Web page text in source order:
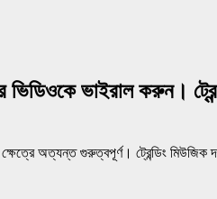
ভাইরাল করুন।
অত্যন্ত গুরুত্বপূর্ণ। ট্রেন্ডিং